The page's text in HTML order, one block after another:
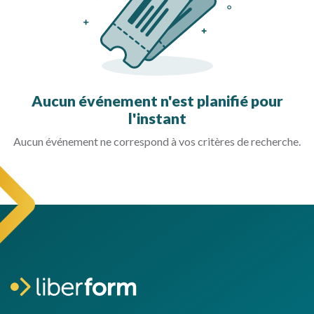
Aucun événement n'est planifié pour
l'instant
Aucun événement ne correspond à vos critères de recherche.